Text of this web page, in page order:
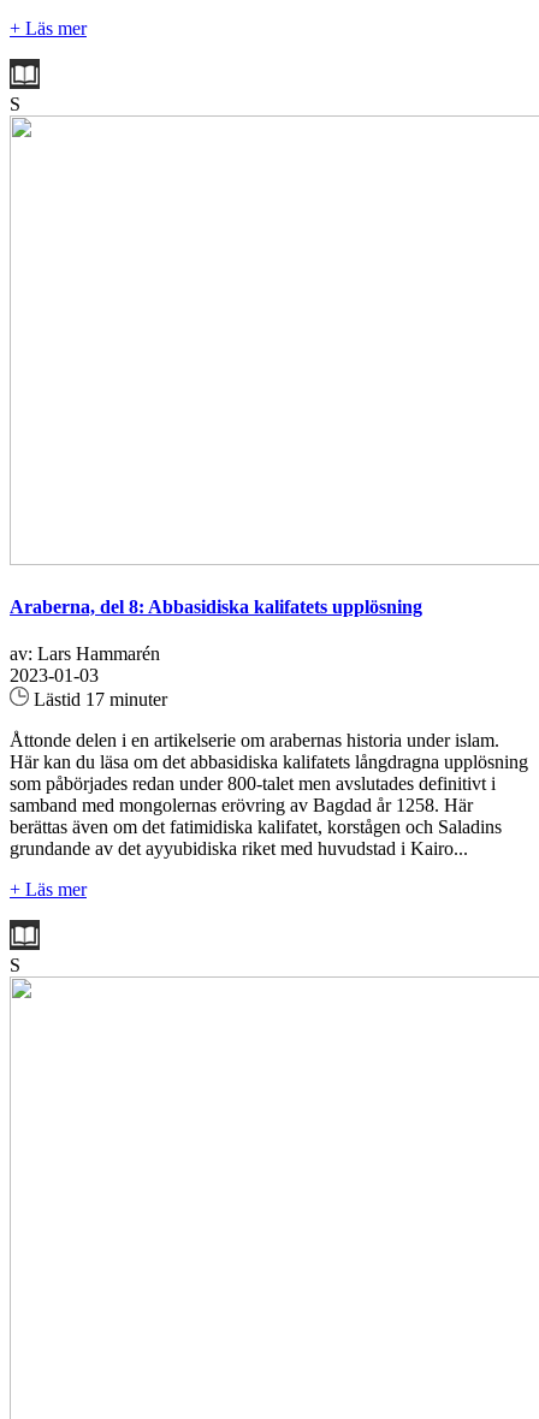
+ Läs mer
S
Araberna, del 8: Abbasidiska kalifatets upplösning
av: Lars Hammarén
2023-01-03
Lästid 17 minuter
Åttonde delen i en artikelserie om arabernas historia under islam.
Här kan du läsa om det abbasidiska kalifatets långdragna upplösning
som påbörjades redan under 800-talet men avslutades definitivt i
samband med mongolernas erövring av Bagdad år 1258. Här
berättas även om det fatimidiska kalifatet, korstågen och Saladins
grundande av det ayyubidiska riket med huvudstad i Kairo...
+ Läs mer
S